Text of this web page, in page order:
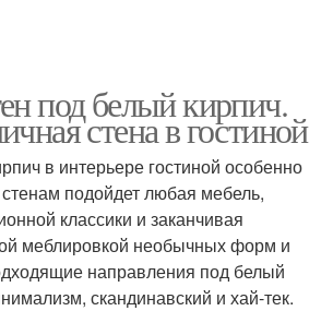
под белый кирпич.
стена в гостиной
в интерьере гостиной особенно
подойдет любая мебель,
классики и заканчивая
меблировкой необычных форм и
направления под белый
скандинавский и хай-тек.